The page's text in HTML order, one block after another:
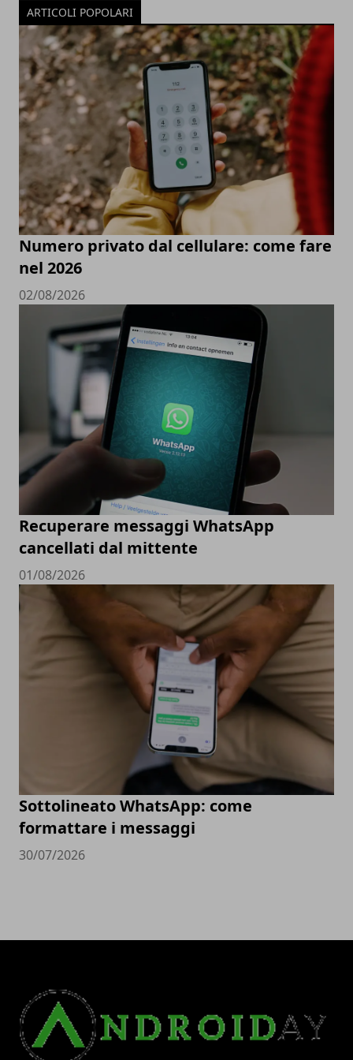
ARTICOLI POPOLARI
Numero privato dal cellulare: come fare
nel 2026
02/08/2026
Recuperare messaggi WhatsApp
cancellati dal mittente
01/08/2026
Sottolineato WhatsApp: come
formattare i messaggi
30/07/2026